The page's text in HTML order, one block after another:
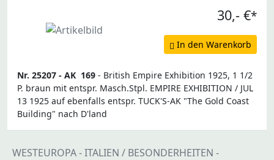
30,- €*
In den Warenkorb
Nr. 25207 - AK 169 - British Empire Exhibition 1925, 1 1/2
P. braun mit entspr. Masch.Stpl. EMPIRE EXHIBITION / JUL
13 1925 auf ebenfalls entspr. TUCK'S-AK "The Gold Coast
Building" nach D'land
WESTEUROPA - ITALIEN / BESONDERHEITEN -